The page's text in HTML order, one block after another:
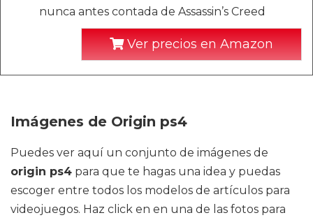
nunca antes contada de Assassin’s Creed
Ver precios en Amazon
Imágenes de Origin ps4
Puedes ver aquí un conjunto de imágenes de
origin ps4 para que te hagas una idea y puedas
escoger entre todos los modelos de artículos para
videojuegos. Haz click en en una de las fotos para